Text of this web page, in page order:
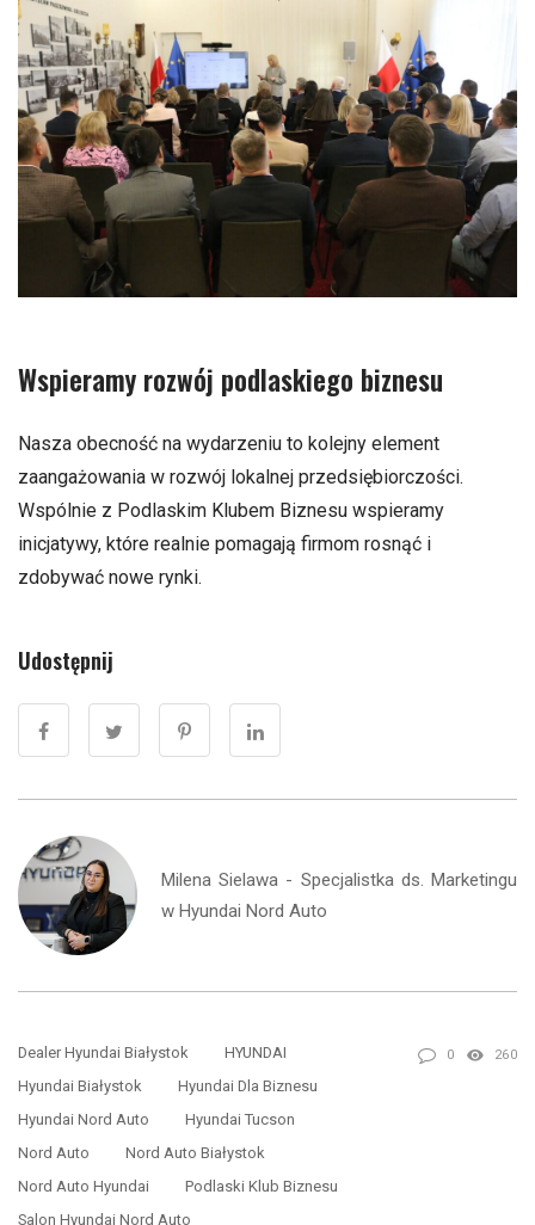
Wspieramy rozwój podlaskiego biznesu
Nasza obecność na wydarzeniu to kolejny element
zaangażowania w rozwój lokalnej przedsiębiorczości.
Wspólnie z Podlaskim Klubem Biznesu wspieramy
inicjatywy, które realnie pomagają firmom rosnąć i
zdobywać nowe rynki.
Udostępnij
Milena Sielawa - Specjalistka ds. Marketingu
w Hyundai Nord Auto
Dealer Hyundai Białystok
HYUNDAI
Hyundai Białystok
Hyundai Dla Biznesu
Hyundai Nord Auto
Hyundai Tucson
Nord Auto
Nord Auto Białystok
Nord Auto Hyundai
Podlaski Klub Biznesu
Salon Hyundai Nord Auto
0 260